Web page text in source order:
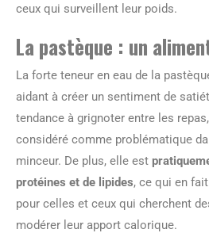
ceux qui surveillent leur poids.
La pastèque : un
La forte teneur en eau de la
aidant à créer un sentiment de
tendance à grignoter entre les
considéré comme problématique
minceur. De plus, elle est
protéines et de lipides, ce qui en
pour celles et ceux qui cherchent
modérer leur apport calorique.